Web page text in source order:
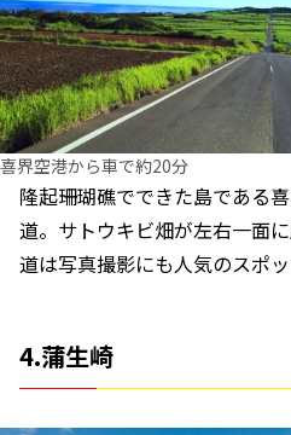
喜界空港から車で約20分
隆起珊瑚礁でできた島である
道。サトウキビ畑が左右一面
道は写真撮影にも人気のスポッ
4.蒲生崎